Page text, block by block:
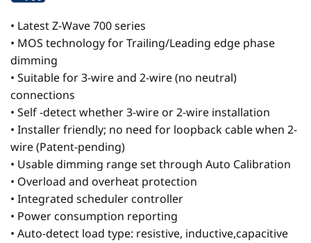
• Latest Z-Wave 700 series
• MOS technology for Trailing/Leading edge phase
dimming
• Suitable for 3-wire and 2-wire (no neutral)
connections
• Self -detect whether 3-wire or 2-wire installation
• Installer friendly; no need for loopback cable when 2-
wire (Patent-pending)
• Usable dimming range set through Auto Calibration
• Overload and overheat protection
• Integrated scheduler controller
• Power consumption reporting
• Auto-detect load type: resistive, inductive,capacitive